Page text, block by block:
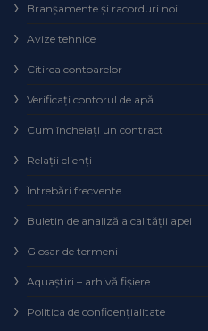
Branșamente și racorduri noi
Avize tehnice
Citirea contoarelor
Verificaţi contorul de apă
Cum încheiaţi un contract
Relaţii clienţi
Întrebări frecvente
Buletin de analiză a calităţii apei
Glosar de termeni
Aquaștiri – arhivă fișiere
Politica de confidențialitate